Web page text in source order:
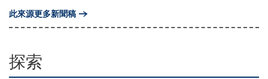
此來源更多新聞稿
探索